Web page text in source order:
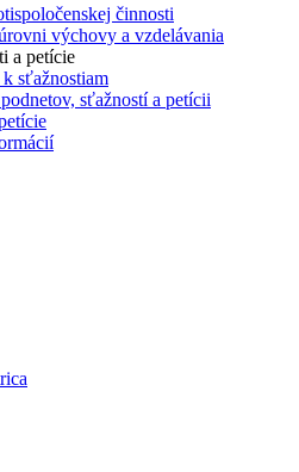
činnosti
výchovy a vzdelávania
a petície
sťažnostiam
sťažností a petícii